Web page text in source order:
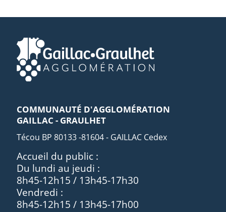
COMMUNAUTÉ D'AGGLOMÉRATION
GAILLAC - GRAULHET
Técou BP 80133 -81604 - GAILLAC Cedex
Accueil du public :
Du lundi au jeudi :
8h45-12h15 / 13h45-17h30
Vendredi :
8h45-12h15 / 13h45-17h00